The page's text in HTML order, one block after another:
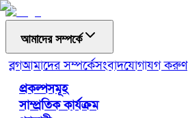
আমাদের সম্পর্কে
ব্লগআমাদের সম্পর্কেসংবাদযোগাযগ করুণ
প্রকল্পসমূহ
সাম্প্রতিক কার্যক্রম